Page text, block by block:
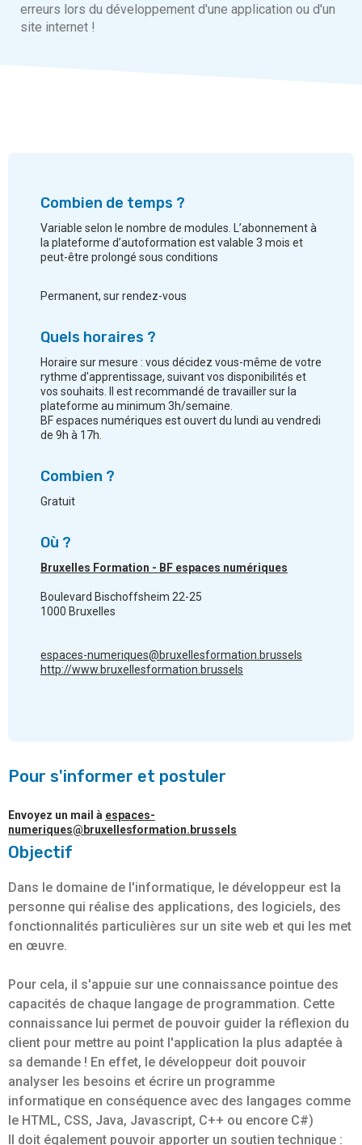
erreurs lors du développement d'une application ou d'un
site internet !
Objectif
Dans le domaine de l'informatique, le développeur est la
personne qui réalise des applications, des logiciels, des
fonctionnalités particulières sur un site web et qui les met
en œuvre.
Pour cela, il s'appuie sur une connaissance pointue des
capacités de chaque langage de programmation. Cette
connaissance lui permet de pouvoir guider la réflexion du
client pour mettre au point l'application la plus adaptée à
sa demande ! En effet, le développeur doit pouvoir
analyser les besoins et écrire un programme
informatique en conséquence avec des langages comme
le HTML, CSS, Java, Javascript, C++ ou encore C#)
Il doit également pouvoir apporter un soutien technique :
Combien de temps ?
Variable selon le nombre de modules. L’abonnement à
la plateforme d’autoformation est valable 3 mois et
peut-être prolongé sous conditions
Permanent, sur rendez-vous
Quels horaires ?
Horaire sur mesure : vous décidez vous-même de votre
rythme d'apprentissage, suivant vos disponibilités et
vos souhaits. Il est recommandé de travailler sur la
plateforme au minimum 3h/semaine.
BF espaces numériques est ouvert du lundi au vendredi
de 9h à 17h.
Combien ?
Gratuit
Où ?
Bruxelles Formation - BF espaces numériques
Boulevard Bischoffsheim 22-25
1000 Bruxelles
espaces-numeriques@bruxellesformation.brussels
http://www.bruxellesformation.brussels
Pour s'informer et postuler
Envoyez un mail à espaces-
numeriques@bruxellesformation.brussels